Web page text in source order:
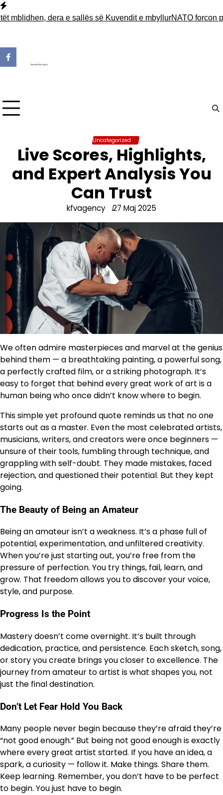
Skip
to
dera e sallës së Kuvendit e mbyllurNATO forcon
Uncategorized
Live Scores, Highlights,
and Expert Analysis You
Can Trust
kfvagency 27 Maj 2025
We often admire masterpieces and marvel at the genius
behind them — a breathtaking painting, a powerful song,
a perfectly crafted film, or a striking photograph. It’s
easy to forget that behind every great work of art is a
human being who once didn’t know where to begin.
This simple yet profound quote reminds us that no one
starts out as a master. Even the most celebrated artists,
musicians, writers, and creators were once beginners —
unsure of their tools, fumbling through technique, and
grappling with self-doubt. They made mistakes, faced
rejection, and questioned their potential. But they kept
going.
The Beauty of Being an Amateur
Being an amateur isn’t a weakness. It’s a phase full of
potential, experimentation, and unfiltered creativity.
When you’re just starting out, you’re free from the
pressure of perfection. You try things, fail, learn, and
grow. That freedom allows you to discover your voice,
style, and purpose.
Progress Is the Point
Mastery doesn’t come overnight. It’s built through
dedication, practice, and persistence. Each sketch, song,
or story you create brings you closer to excellence. The
journey from amateur to artist is what shapes you, not
just the final destination.
Don’t Let Fear Hold You Back
Many people never begin because they’re afraid they’re
“not good enough.” But being not good enough is exactly
where every great artist started. If you have an idea, a
spark, a curiosity — follow it. Make things. Share them.
Keep learning. Remember, you don’t have to be perfect
to begin. You just have to begin.